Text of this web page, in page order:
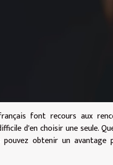
font recours aux
d'en choisir une seule.
pouvez obtenir un